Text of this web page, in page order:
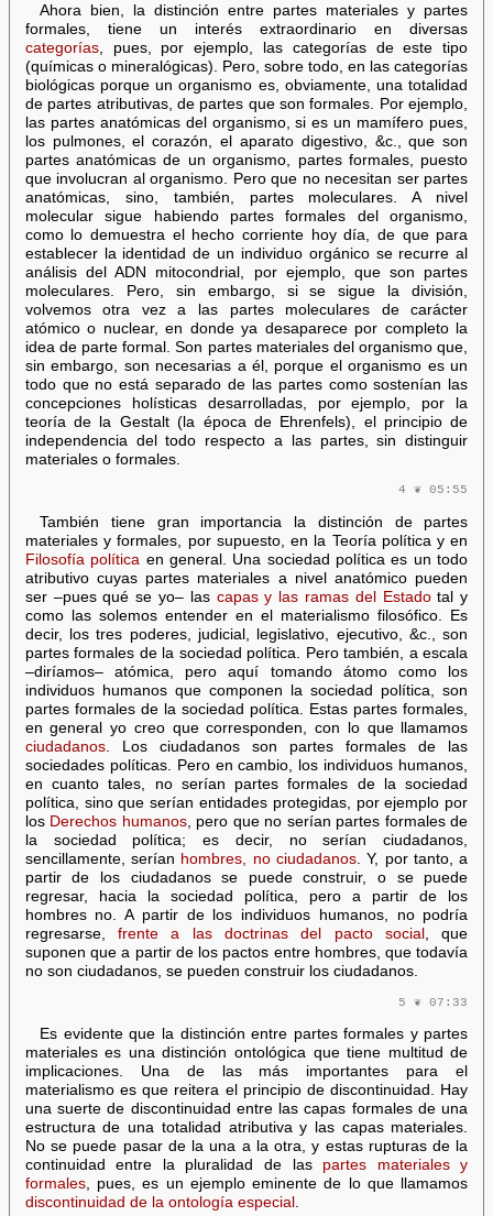
Ahora bien, la distinción entre partes materiales y partes
formales, tiene un interés extraordinario en diversas
categorías, pues, por ejemplo, las categorías de este tipo
(químicas o mineralógicas). Pero, sobre todo, en las categorías
biológicas porque un organismo es, obviamente, una totalidad
de partes atributivas, de partes que son formales. Por ejemplo,
las partes anatómicas del organismo, si es un mamífero pues,
los pulmones, el corazón, el aparato digestivo, &c., que son
partes anatómicas de un organismo, partes formales, puesto
que involucran al organismo. Pero que no necesitan ser partes
anatómicas, sino, también, partes moleculares. A nivel
molecular sigue habiendo partes formales del organismo,
como lo demuestra el hecho corriente hoy día, de que para
establecer la identidad de un individuo orgánico se recurre al
análisis del ADN mitocondrial, por ejemplo, que son partes
moleculares. Pero, sin embargo, si se sigue la división,
volvemos otra vez a las partes moleculares de carácter
atómico o nuclear, en donde ya desaparece por completo la
idea de parte formal. Son partes materiales del organismo que,
sin embargo, son necesarias a él, porque el organismo es un
todo que no está separado de las partes como sostenían las
concepciones holísticas desarrolladas, por ejemplo, por la
teoría de la Gestalt (la época de Ehrenfels), el principio de
independencia del todo respecto a las partes, sin distinguir
materiales o formales.
4 ❦ 05:55
También tiene gran importancia la distinción de partes
materiales y formales, por supuesto, en la Teoría política y en
Filosofía política en general. Una sociedad política es un todo
atributivo cuyas partes materiales a nivel anatómico pueden
ser –pues qué se yo– las capas y las ramas del Estadotal y
como las solemos entender en el materialismo filosófico. Es
decir, los tres poderes, judicial, legislativo, ejecutivo, &c., son
partes formales de la sociedad política. Pero también, a escala
–diríamos– atómica, pero aquí tomando átomo como los
individuos humanos que componen la sociedad política, son
partes formales de la sociedad política. Estas partes formales,
en general yo creo que corresponden, con lo que llamamos
ciudadanos. Los ciudadanos son partes formales de las
sociedades políticas. Pero en cambio, los individuos humanos,
en cuanto tales, no serían partes formales de la sociedad
política, sino que serían entidades protegidas, por ejemplo por
los Derechos humanos, pero que no serían partes formales de
la sociedad política; es decir, no serían ciudadanos,
sencillamente, serían hombres, no ciudadanos. Y, por tanto, a
partir de los ciudadanos se puede construir, o se puede
regresar, hacia la sociedad política, pero a partir de los
hombres no. A partir de los individuos humanos, no podría
regresarse,frente a las doctrinas del pacto social , que
suponen que a partir de los pactos entre hombres, que todavía
no son ciudadanos, se pueden construir los ciudadanos.
5 ❦ 07:33
Es evidente que la distinción entre partes formales y partes
materiales es una distinción ontológica que tiene multitud de
implicaciones. Una de las más importantes para el
materialismo es que reitera el principio de discontinuidad. Hay
una suerte de discontinuidad entre las capas formales de una
estructura de una totalidad atributiva y las capas materiales.
No se puede pasar de la una a la otra, y estas rupturas de la
continuidad entre la pluralidad de las partes materiales y
formales, pues, es un ejemplo eminente de lo que llamamos
discontinuidad de la ontología especial .